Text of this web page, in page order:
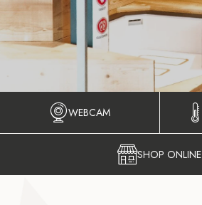
WEBCAM
SHOP ONLINE